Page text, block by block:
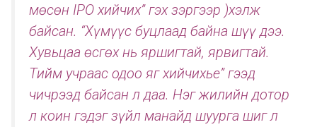
мөсөн IPO хийчих” гэх зэргээр )хэлж
байсан. “Хүмүүс буцлаад байна шүү дээ.
Хувьцаа өсгөх нь яршигтай, ярвигтай.
Тийм учраас одоо яг хийчихье” гээд
чичрээд байсан л даа. Нэг жилийн дотор
л коин гэдэг зүйл манайд шуурга шиг л